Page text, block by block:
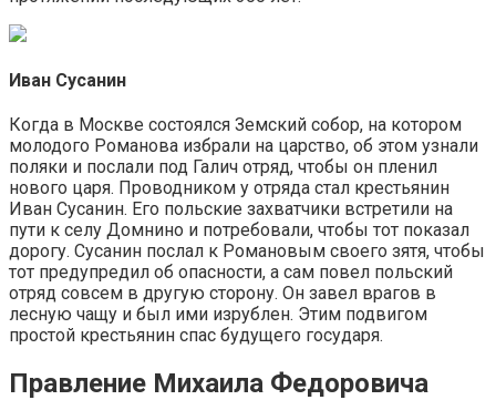
Иван Сусанин
Когда в Москве состоялся Земский собор, на котором
молодого Романова избрали на царство, об этом узнали
поляки и послали под Галич отряд, чтобы он пленил
нового царя. Проводником у отряда стал крестьянин
Иван Сусанин. Его польские захватчики встретили на
пути к селу Домнино и потребовали, чтобы тот показал
дорогу. Сусанин послал к Романовым своего зятя, чтобы
тот предупредил об опасности, а сам повел польский
отряд совсем в другую сторону. Он завел врагов в
лесную чащу и был ими изрублен. Этим подвигом
простой крестьянин спас будущего государя.
Правление Михаила Федоровича